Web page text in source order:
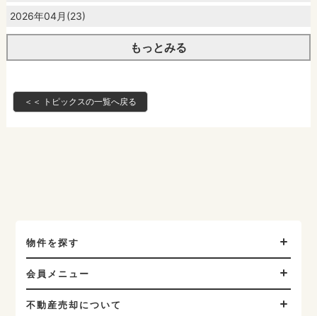
2026年04月(23)
もっとみる
＜＜ トピックスの一覧へ戻る
物件を探す
会員メニュー
不動産売却について